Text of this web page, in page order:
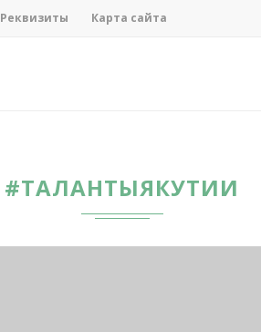
Реквизиты Карта сайта
#ТАЛАНТЫЯКУТИИ